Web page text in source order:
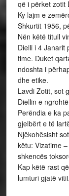
që i përket zotit
Ky lajm e
Shkurtit 1956,
Nën këtë titull
Dielli i 4 Janarit
time. Duket
ndoshta i
dhe etike.
Lavdi Zotit, sot
Diellin e
Perëndia e ka
gjelbërt e të
Njëkohësisht
këtu: Vizatime
shkencës
Kap këtë rast
lumturi gjatë